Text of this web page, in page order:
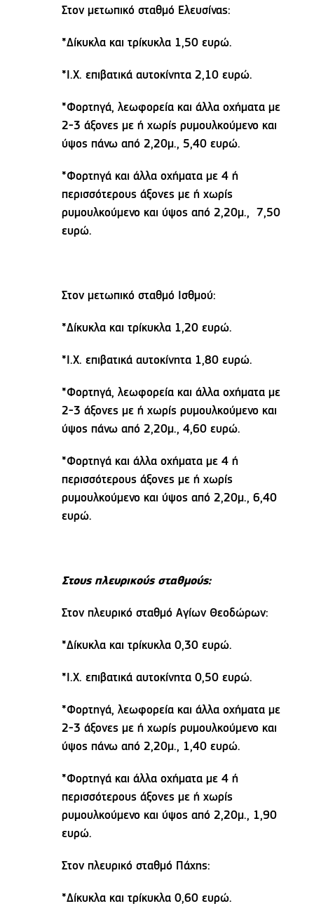
Στον μετωπικό σταθμό Ελευσίνας:
*Δίκυκλα και τρίκυκλα 1,50 ευρώ.
*Ι.Χ. επιβατικά αυτοκίνητα 2,10 ευρώ.
*Φορτηγά, λεωφορεία και άλλα οχήματα με
2-3 άξονες με ή χωρίς ρυμουλκούμενο και
ύψος πάνω από 2,20μ., 5,40 ευρώ.
*Φορτηγά και άλλα οχήματα με 4 ή
περισσότερους άξονες με ή χωρίς
ρυμουλκούμενο και ύψος από 2,20μ., 7,50
ευρώ.
Στον μετωπικό σταθμό Ισθμού:
*Δίκυκλα και τρίκυκλα 1,20 ευρώ.
*Ι.Χ. επιβατικά αυτοκίνητα 1,80 ευρώ.
*Φορτηγά, λεωφορεία και άλλα οχήματα με
2-3 άξονες με ή χωρίς ρυμουλκούμενο και
ύψος πάνω από 2,20μ., 4,60 ευρώ.
*Φορτηγά και άλλα οχήματα με 4 ή
περισσότερους άξονες με ή χωρίς
ρυμουλκούμενο και ύψος από 2,20μ., 6,40
ευρώ.
Στους πλευρικούς σταθμούς:
Στον πλευρικό σταθμό Αγίων Θεοδώρων:
*Δίκυκλα και τρίκυκλα 0,30 ευρώ.
*Ι.Χ. επιβατικά αυτοκίνητα 0,50 ευρώ.
*Φορτηγά, λεωφορεία και άλλα οχήματα με
2-3 άξονες με ή χωρίς ρυμουλκούμενο και
ύψος πάνω από 2,20μ., 1,40 ευρώ.
*Φορτηγά και άλλα οχήματα με 4 ή
περισσότερους άξονες με ή χωρίς
ρυμουλκούμενο και ύψος από 2,20μ., 1,90
ευρώ.
Στον πλευρικό σταθμό Πάχης:
*Δίκυκλα και τρίκυκλα 0,60 ευρώ.